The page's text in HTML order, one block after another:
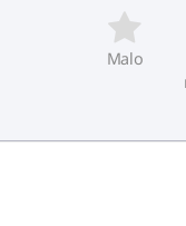
Malo